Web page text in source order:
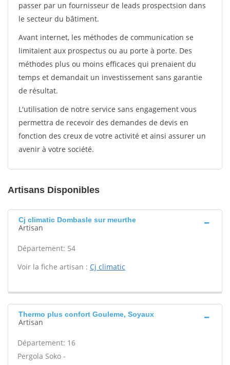
passer par un fournisseur de leads prospectsion dans
le secteur du bâtiment.
Avant internet, les méthodes de communication se
limitaient aux prospectus ou au porte à porte. Des
méthodes plus ou moins efficaces qui prenaient du
temps et demandait un investissement sans garantie
de résultat.
L'utilisation de notre service sans engagement vous
permettra de recevoir des demandes de devis en
fonction des creux de votre activité et ainsi assurer un
avenir à votre société.
Artisans Disponibles
Cj climatic Dombasle sur meurthe
Artisan
Département: 54
Voir la fiche artisan : Cj climatic
Thermo plus confort Gouleme, Soyaux
Artisan
Département: 16
Pergola Soko -